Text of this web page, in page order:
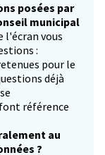
posées par
municipal
l'écran vous
:
pour le
déjà
référence
au
?